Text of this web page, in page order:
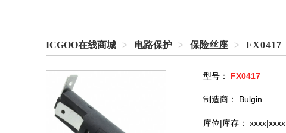
ICGOO在线商城 > 电路保护 > 保险丝座 > FX0417
型号： FX0417
制造商： Bulgin
库位|库存： xxxx|xxxx